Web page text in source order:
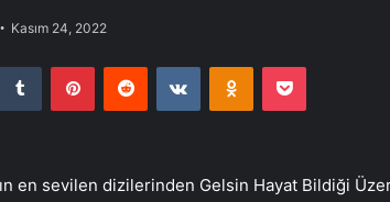
Kasım 24, 2022
Tumblr PinterestReddit VKontakteOdnoklassniki
Pocket
en sevilen dizilerinden Gelsin Hayat Bildiği